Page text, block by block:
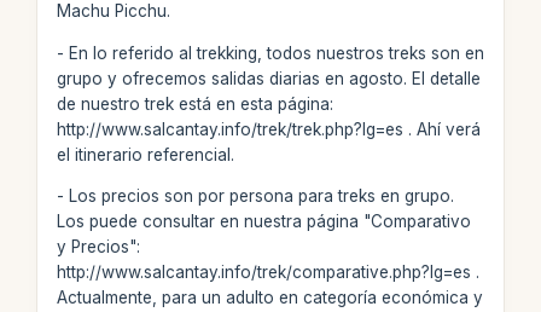
Machu Picchu.
- En lo referido al trekking, todos nuestros treks son en
grupo y ofrecemos salidas diarias en agosto. El detalle
de nuestro trek está en esta página:
http://www.salcantay.info/trek/trek.php?lg=es . Ahí verá
el itinerario referencial.
- Los precios son por persona para treks en grupo.
Los puede consultar en nuestra página "Comparativo
y Precios":
http://www.salcantay.info/trek/comparative.php?lg=es .
Actualmente, para un adulto en categoría económica y